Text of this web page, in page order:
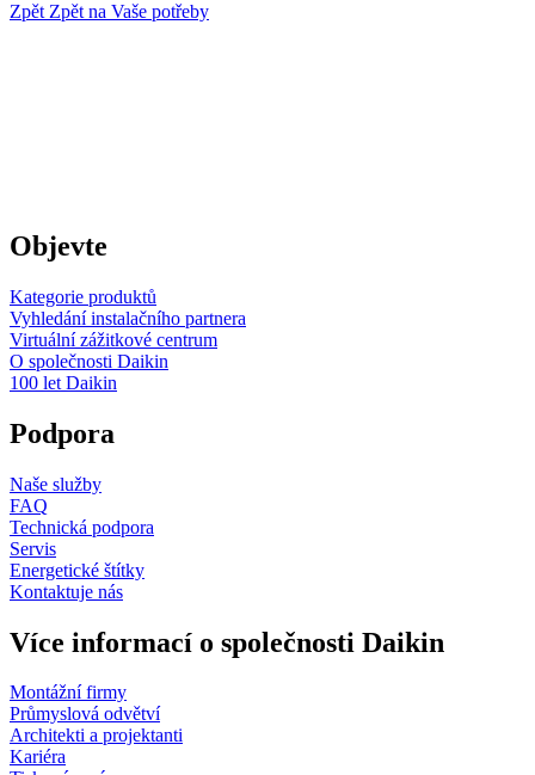
Zpět Zpět na Vaše potřeby
Objevte
Kategorie produktů
Vyhledání instalačního partnera
Virtuální zážitkové centrum
O společnosti Daikin
100 let Daikin
Podpora
Naše služby
FAQ
Technická podpora
Servis
Energetické štítky
Kontaktuje nás
Více informací o společnosti Daikin
Montážní firmy
Průmyslová odvětví
Architekti a projektanti
Kariéra